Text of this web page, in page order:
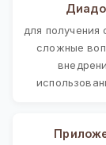
для получения
сложные